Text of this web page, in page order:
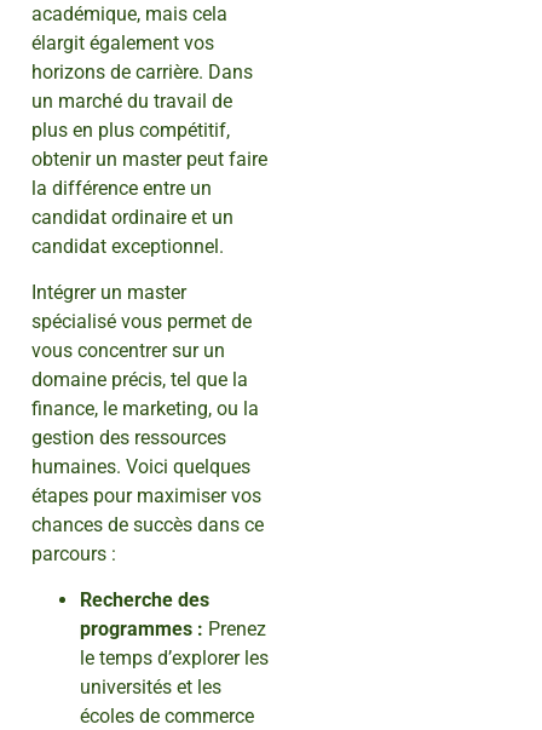
académique, mais cela
élargit également vos
horizons de carrière. Dans
un marché du travail de
plus en plus compétitif,
obtenir un master peut faire
la différence entre un
candidat ordinaire et un
candidat exceptionnel.
Intégrer un master
spécialisé vous permet de
vous concentrer sur un
domaine précis, tel que la
finance, le marketing, ou la
gestion des ressources
humaines. Voici quelques
étapes pour maximiser vos
chances de succès dans ce
parcours :
Recherche des
programmes : Prenez
le temps d’explorer les
universités et les
écoles de commerce